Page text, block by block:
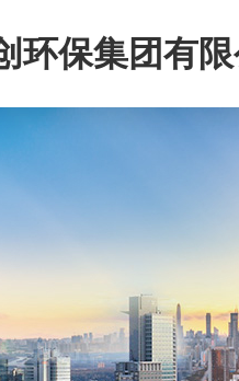
环保集团有